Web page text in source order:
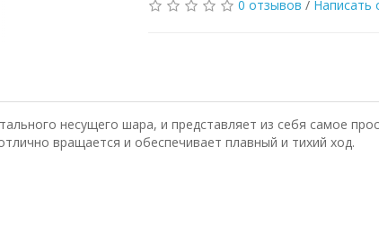
0 отзывов / Написать
несущего шара, и представляет из себя самое
вращается и обеспечивает плавный и тихий ход.